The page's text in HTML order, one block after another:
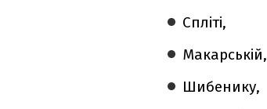
Спліті,
Макарській,
Шибенику,